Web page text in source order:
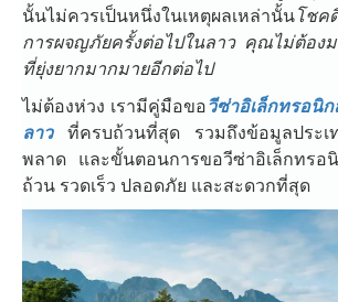
นั้นไม่ควรเป็นหนึ่งในเหตุผลเหล่านั้นโชค
การผจญภัยครั้งต่อไปในลาว คุณไม่ต้อง
ที่ยุ่งยากมากมายอีกต่อไป
ไม่ต้องห่วง เรามีคู่มือขอวีซ่าอิเล็กทรอนิ
ลาวที่ครบถ้วนที่สุด รวมถึงข้อมูลประเ
พลาด และขั้นตอนการขอวีซ่าอิเล็กทรอ
ถ้วน รวดเร็ว ปลอดภัย และสะดวกที่สุด